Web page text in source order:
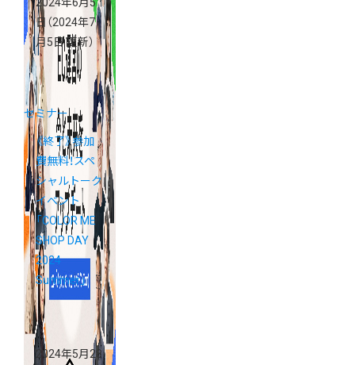
2024年6月5
日 （2024年7
月5日 更新）
セミナー
《終了》参加
費無料！スペ
シャルトーク
イベント
「COLOR ME
SHOP DAY
2024
Summer」
2024年5月28